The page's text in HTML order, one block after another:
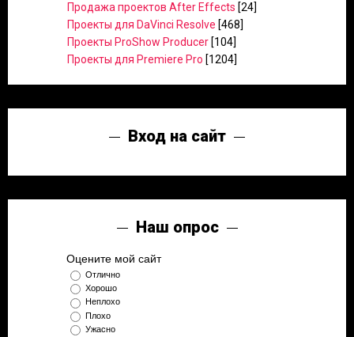
Продажа проектов After Effects [24]
Проекты для DaVinci Resolve [468]
Проекты ProShow Producer [104]
Проекты для Premiere Pro [1204]
Вход на сайт
Наш опрос
Оцените мой сайт
Отлично
Хорошо
Неплохо
Плохо
Ужасно